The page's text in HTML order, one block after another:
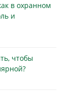
в охранном
и
чтобы